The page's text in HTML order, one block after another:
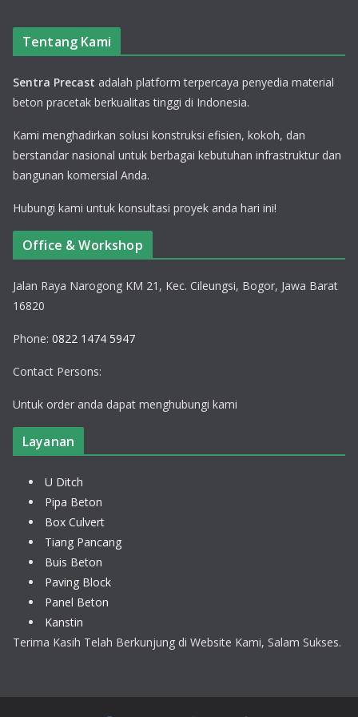
Tentang Kami
Sentra Precast adalah platform terpercaya penyedia material
beton pracetak berkualitas tinggi di Indonesia.
Kami menghadirkan solusi konstruksi efisien, kokoh, dan
berstandar nasional untuk berbagai kebutuhan infrastruktur dan
bangunan komersial Anda.
Hubungi kami untuk konsultasi proyek anda hari ini!
Office & Workshop
Jalan Raya Narogong KM 21, Kec. Cileungsi, Bogor, Jawa Barat
16820
Phone: 0822 1474 5947
Contact Persons:
Untuk order anda dapat menghubungi kami
Layanan
U Ditch
Pipa Beton
Box Culvert
Tiang Pancang
Buis Beton
Paving Block
Panel Beton
Kanstin
Terima Kasih Telah Berkunjung di Website Kami, Salam Sukses.